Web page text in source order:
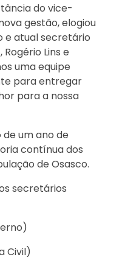
do vice-
gestão, elogiou
e atual secretário
Lins e
uma equipe
para entregar
para a nossa
um ano de
contínua dos
de Osasco.
secretários
Civil)